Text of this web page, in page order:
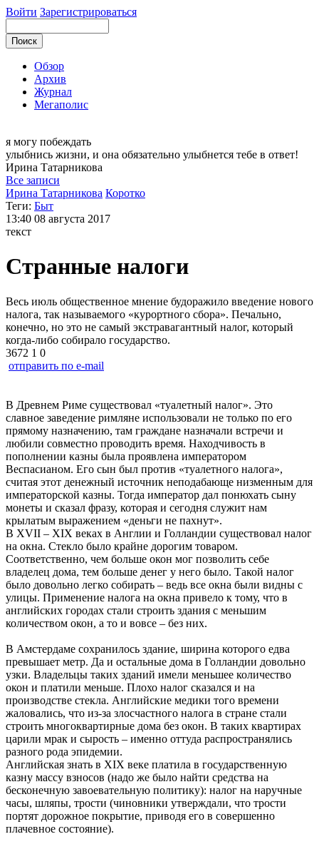
Войти Зарегистрироваться
Обзор
Архив
Журнал
Мегаполис
я могу побеждать
улыбнись жизни, и она обязательно улыбнется тебе в ответ!
Ирина Татарникова
Все записи
Ирина Татарникова Коротко
Теги: Быт
13:40 08 августа 2017
текст
Странные налоги
Весь июль общественное мнение будоражило введение нового
налога, так называемого «курортного сбора». Печально,
конечно, но это не самый экстравагантный налог, который
когда-либо собирало государство.
3672 1 0
отправить по e-mail
В Древнем Риме существовал «туалетный налог». Это
славное заведение римляне использовали не только по его
прямому назначению, там граждане назначали встречи и
любили совместно проводить время. Находчивость в
пополнении казны была проявлена императором
Веспасианом. Его сын был против «туалетного налога»,
считая этот денежный источник неподабающе низменным для
императорской казны. Тогда император дал понюхать сыну
монеты и сказал фразу, которая и сегодня служит нам
крылатым выражением «деньги не пахнут».
В XVII – XIX веках в Англии и Голландии существовал налог
на окна. Стекло было крайне дорогим товаром.
Соответственно, чем больше окон мог позволить себе
владелец дома, тем больше денег у него было. Такой налог
было довольно легко собирать – ведь все окна были видны с
улицы. Применение налога на окна привело к тому, что в
английских городах стали строить здания с меньшим
количеством окон, а то и вовсе – без них.
В Амстердаме сохранилось здание, ширина которого едва
превышает метр. Да и остальные дома в Голландии довольно
узки. Владельцы таких зданий имели меньшее количество
окон и платили меньше. Плохо налог сказался и на
производстве стекла. Английские медики того времени
жаловались, что из-за злосчастного налога в стране стали
строить многоквартирные дома без окон. В таких квартирах
царили мрак и сырость – именно оттуда распространялись
разного рода эпидемии.
Английская знать в XIX веке платила в государственную
казну массу взносов (надо же было найти средства на
бесконечную завоевательную политику): налог на наручные
часы, шляпы, трости (чиновники утверждали, что трости
портят дорожное покрытие, приводя его в совершенно
плачевное состояние).